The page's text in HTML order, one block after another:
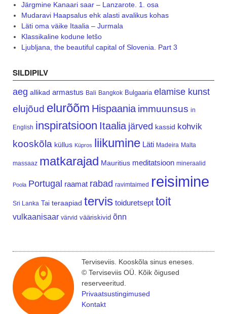
Järgmine Kanaari saar – Lanzarote. 1. osa
Mudaravi Haapsalus ehk alasti avalikus kohas
Läti oma väike Itaalia – Jurmala
Klassikaline kodune letšo
Ljubljana, the beautiful capital of Slovenia. Part 3
SILDIPILV
aeg allikad armastus Bali Bangkok Bulgaaria elamise kunst
elujõud elurõõm Hispaania immuunsus in
English inspiratsioon Itaalia järved kassid kohvik
kooskõla küllus Küpros liikumine Läti Madeira Malta
massaaz matkarajad Mauritius meditatsioon mineraalid
Poola Portugal raamat rabad ravimtaimed reisimine
Sri Lanka Tai teraapiad tervis toiduretsept toit
vulkaanisaar värvid vääriskivid õnn
Terviseviis. Kooskõla sinus eneses.
© Terviseviis OÜ. Kõik õigused
reserveeritud.
Privaatsustingimused
Kontakt